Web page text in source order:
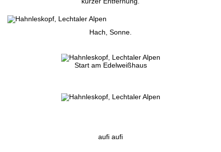
Hach, Sonne.
Start am Edelweißhaus
aufi aufi